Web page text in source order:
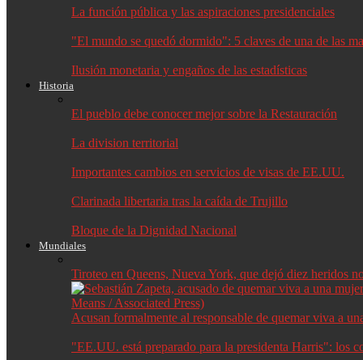
La función pública y las aspiraciones presidenciales
"El mundo se quedó dormido": 5 claves de una de las
Ilusión monetaria y engaños de las estadísticas
Historia
El pueblo debe conocer mejor sobre la Restauración
La division territorial
Importantes cambios en servicios de visas de EE.UU.
Clarinada libertaria tras la caída de Trujillo
Bloque de la Dignidad Nacional
Mundiales
Tiroteo en Queens, Nueva York, que dejó diez heridos
Acusan formalmente al responsable de quemar viva a
"EE.UU. está preparado para la presidenta Harris": los